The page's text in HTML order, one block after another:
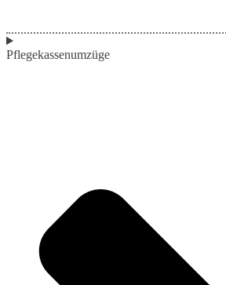
Pflegekassenumzüge